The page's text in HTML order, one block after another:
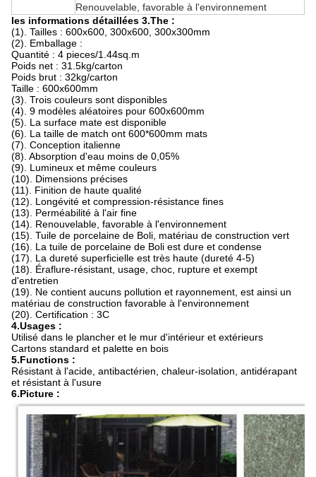
Renouvelable, favorable à l'environnement
les informations détaillées 3.The :
(1). Tailles : 600x600, 300x600, 300x300mm
(2). Emballage :
Quantité : 4 pieces/1.44sq.m
Poids net : 31.5kg/carton
Poids brut : 32kg/carton
Taille : 600x600mm
(3). Trois couleurs sont disponibles
(4). 9 modèles aléatoires pour 600x600mm
(5). La surface mate est disponible
(6). La taille de match ont 600*600mm mats
(7). Conception italienne
(8). Absorption d'eau moins de 0,05%
(9). Lumineux et même couleurs
(10). Dimensions précises
(11). Finition de haute qualité
(12). Longévité et compression-résistance fines
(13). Perméabilité à l'air fine
(14). Renouvelable, favorable à l'environnement
(15). Tuile de porcelaine de Boli, matériau de construction vert
(16). La tuile de porcelaine de Boli est dure et condense
(17). La dureté superficielle est très haute (dureté 4-5)
(18). Éraflure-résistant, usage, choc, rupture et exempt
d'entretien
(19). Ne contient aucuns pollution et rayonnement, est ainsi un
matériau de construction favorable à l'environnement
(20). Certification : 3C
4.Usages :
Utilisé dans le plancher et le mur d'intérieur et extérieurs
Cartons standard et palette en bois
5.Functions :
Résistant à l'acide, antibactérien, chaleur-isolation, antidérapant
et résistant à l'usure
6.Picture :